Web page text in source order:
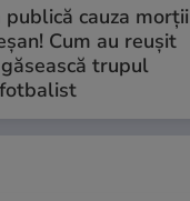
cauza morții
Cum au reușit
trupul